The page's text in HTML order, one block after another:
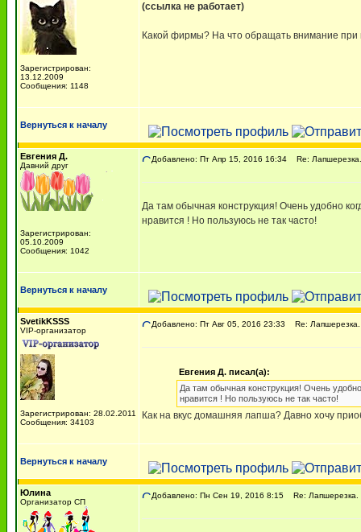
Зарегистрирован:
13.12.2009
Сообщения: 1148
(ссылка не работает)
Какой фирмы? На что обращать внимание при
Вернуться к началу
Евгения Д.
Давний друг
Зарегистрирован:
05.10.2009
Сообщения: 1042
Добавлено: Пт Апр 15, 2016 16:34 Re:
Да там обычная конструкция! Очень удобно
нравится ! Но пользуюсь не так часто!
Вернуться к началу
SvetikKSSS
VIP-организатор
Зарегистрирован: 28.02.2011
Сообщения: 34103
Добавлено: Пт Авг 05, 2016 23:33 Re:
Евгения Д. писал(а):
Да там обычная конструкция! Очень
нравится ! Но пользуюсь не так часто!
Как на вкус домашняя лапша? Давно хочу
Вернуться к началу
Юлина
Организатор СП
Добавлено: Пн Сен 19, 2016 8:15 Re: Лапшерезка.